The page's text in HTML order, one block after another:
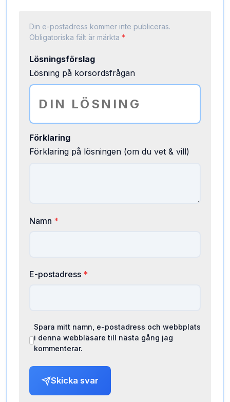
Din e-postadress kommer inte publiceras.
Obligatoriska fält är märkta *
Lösningsförslag
Lösning på korsordsfrågan
Förklaring
Förklaring på lösningen (om du vet & vill)
Namn *
E-postadress *
Spara mitt namn, e-postadress och webbplats
i denna webbläsare till nästa gång jag
kommenterar.
Skicka svar